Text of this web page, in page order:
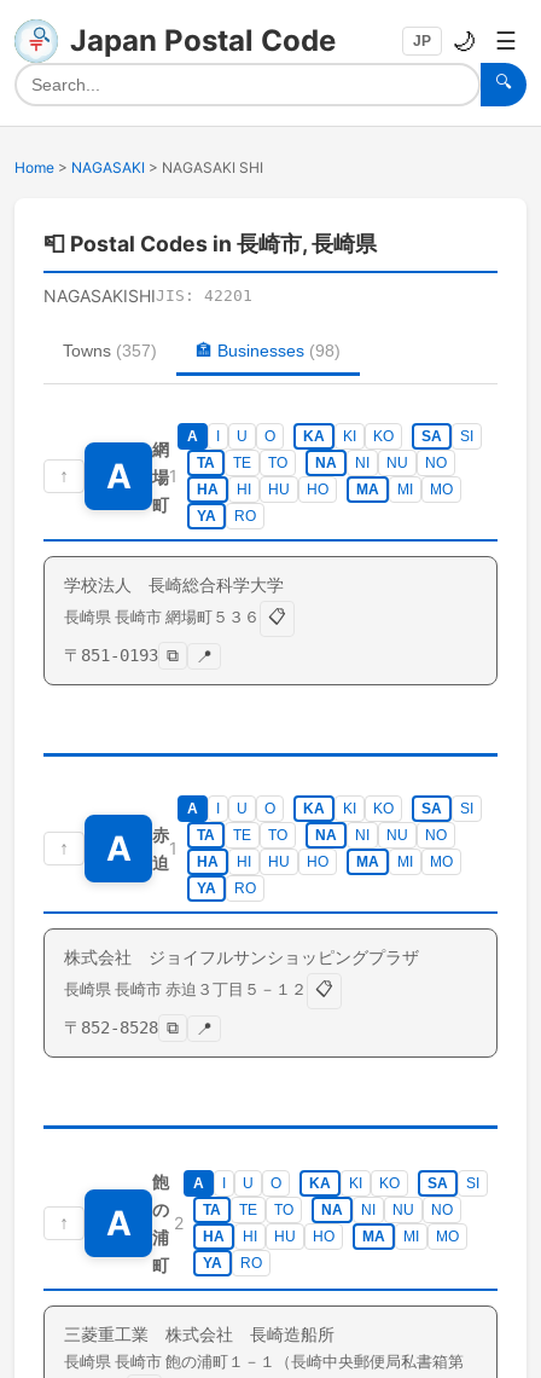
Japan Postal Code
🔍
JP 🌙 ☰
Home > NAGASAKI > NAGASAKI SHI
📮 Postal Codes in 長崎市, 長崎県
NAGASAKISHIJIS: 42201
Towns (357) 🏣 Businesses (98)
↑ A
網
場
町
1
A U O KA KI KO SA
SI
TA
TE TO NA NI NU
NO
HA
HI HU HO MA MI
MO
YA
RO
学校法人 長崎総合科学大学
長崎県 長崎市 網場町 ５３６
📋
〒 851-0193 ⧉ 📍
↑ A
赤
迫
1
A U O KA KI KO SA
SI
TA
TE TO NA NI NU
NO
HA
HI HU HO MA MI
MO
YA
RO
株式会社 ジョイフルサンショッピングプラザ
長崎県 長崎市 赤迫 ３丁目５－１２
📋
〒 852-8528 ⧉ 📍
↑ A
飽
の
浦
町
2
A U O KA KI KO SA
SI
TA
TE TO NA NI NU
NO
HA
HI HU HO MA MI
MO
YA
RO
三菱重工業 株式会社 長崎造船所
長崎県 長崎市 飽の浦町 １－１（長崎中央郵便局私書箱第